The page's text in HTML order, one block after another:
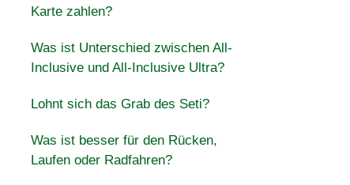
Karte zahlen?
Was ist Unterschied zwischen All-
Inclusive und All-Inclusive Ultra?
Lohnt sich das Grab des Seti?
Was ist besser für den Rücken,
Laufen oder Radfahren?